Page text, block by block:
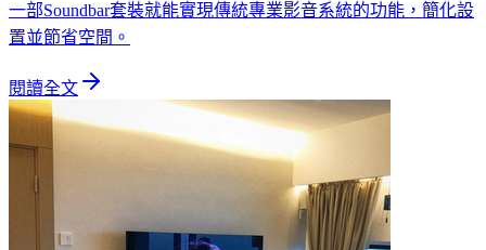
一部Soundbar套裝就能實現傳統專業影音系統的功能，簡化設
置並節省空間。
閱讀全文